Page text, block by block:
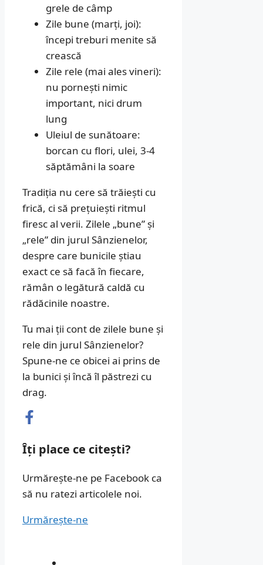
grele de câmp
Zile bune (marți, joi):
începi treburi menite să
crească
Zile rele (mai ales vineri):
nu pornești nimic
important, nici drum
lung
Uleiul de sunătoare:
borcan cu flori, ulei, 3-4
săptămâni la soare
Tradiția nu cere să trăiești cu
frică, ci să prețuiești ritmul
firesc al verii. Zilele „bune” și
„rele” din jurul Sânzienelor,
despre care bunicile știau
exact ce să facă în fiecare,
rămân o legătură caldă cu
rădăcinile noastre.
Tu mai ții cont de zilele bune și
rele din jurul Sânzienelor?
Spune-ne ce obicei ai prins de
la bunici și încă îl păstrezi cu
drag.
Îți place ce citești?
Urmărește-ne pe Facebook ca
să nu ratezi articolele noi.
Urmărește-ne